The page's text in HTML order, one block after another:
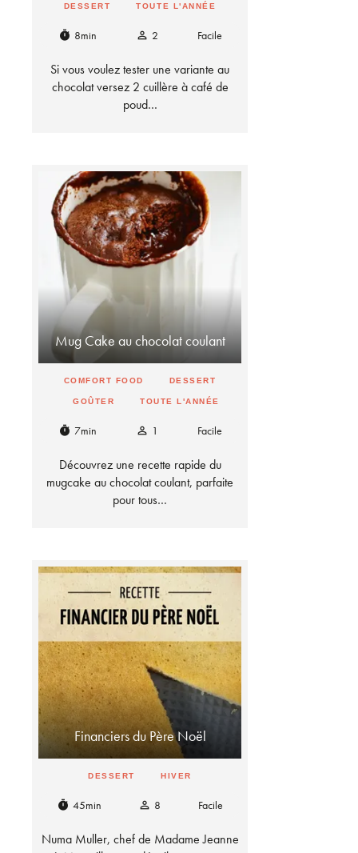
DESSERT TOUTE L'ANNÉE
timer 8min person_outline 2 Facile
Si vous voulez tester une variante au
chocolat versez 2 cuillère à café de
poud…
Mug Cake au chocolat coulant
COMFORT FOOD DESSERT
GOÛTER TOUTE L'ANNÉE
timer 7min person_outline 1 Facile
Découvrez une recette rapide du
mugcake au chocolat coulant, parfaite
pour tous…
Financiers du Père Noël
DESSERT HIVER
timer 45min person_outline 8 Facile
Numa Muller, chef de Madame Jeanne